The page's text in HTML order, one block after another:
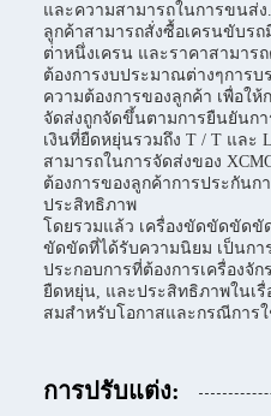
และความสามารถในการขนส่ง.
ลูกค้าสามารถสั่งซื้อเครนขับร
ต่ําหนึ่งเครน และราคาสามาร
ต้องการงบประมาณต่างๆการ
ความต้องการของลูกค้า เพื่อใ
จัดส่งถูกจัดขึ้นตามการยืนยันก
เงินที่ยืดหยุ่นรวมถึง T / T และ
สามารถในการจัดส่งของ
ต้องการของลูกค้าการประกันก
ประสิทธิภาพ
โดยรวมแล้ว เครื่องขัดขัดขัดขั
ขัดขัดที่ได้รับความนิยม เป็นกา
ประกอบการที่ต้องการเครื่องจั
ยืดหยุ่น, และประสิทธิภาพในเรื่
สมสําหรับโอกาสและกรณีการ
การปรับแต่ง: